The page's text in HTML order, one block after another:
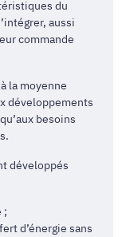
du
aussi
commande
la moyenne
développements
besoins
développés
;
d’énergie sans